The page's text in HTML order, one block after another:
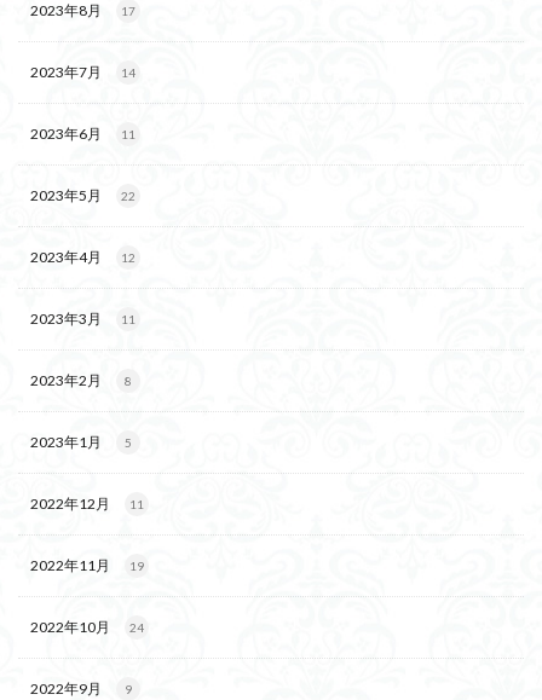
2023年8月 17
2023年7月 14
2023年6月 11
2023年5月 22
2023年4月 12
2023年3月 11
2023年2月 8
2023年1月 5
2022年12月 11
2022年11月 19
2022年10月 24
2022年9月 9